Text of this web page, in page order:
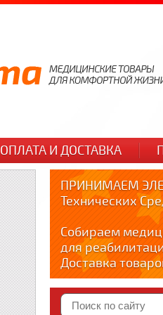
ОПЛАТА И ДОСТАВКА
ПРИНИМАЕМ
Технических
Собираем
для
Доставка
по тел.
Краткие видео
YOUTUBE: